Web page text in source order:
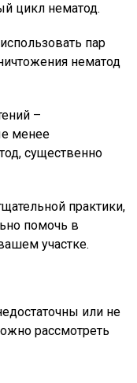
цикл нематод.
пар
нематод
–
менее
существенно
практики,
помочь в
участке.
или не
рассмотреть